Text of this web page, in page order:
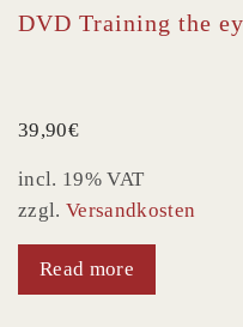
DVD Training the
39,90€
incl. 19% VAT
zzgl.Versandkosten
Read more